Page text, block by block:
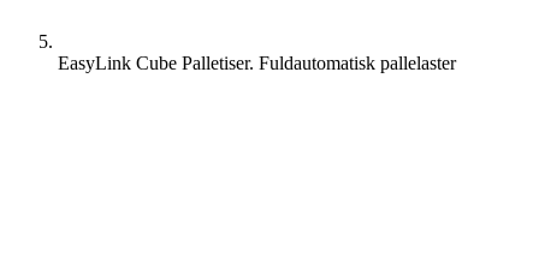
EasyLink Cube Palletiser. Fuldautomatisk pallelaster